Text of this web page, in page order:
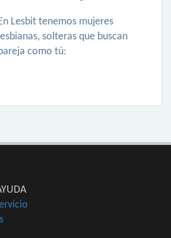
Lesbit tenemos mujeres
solteras que buscan
como tú: